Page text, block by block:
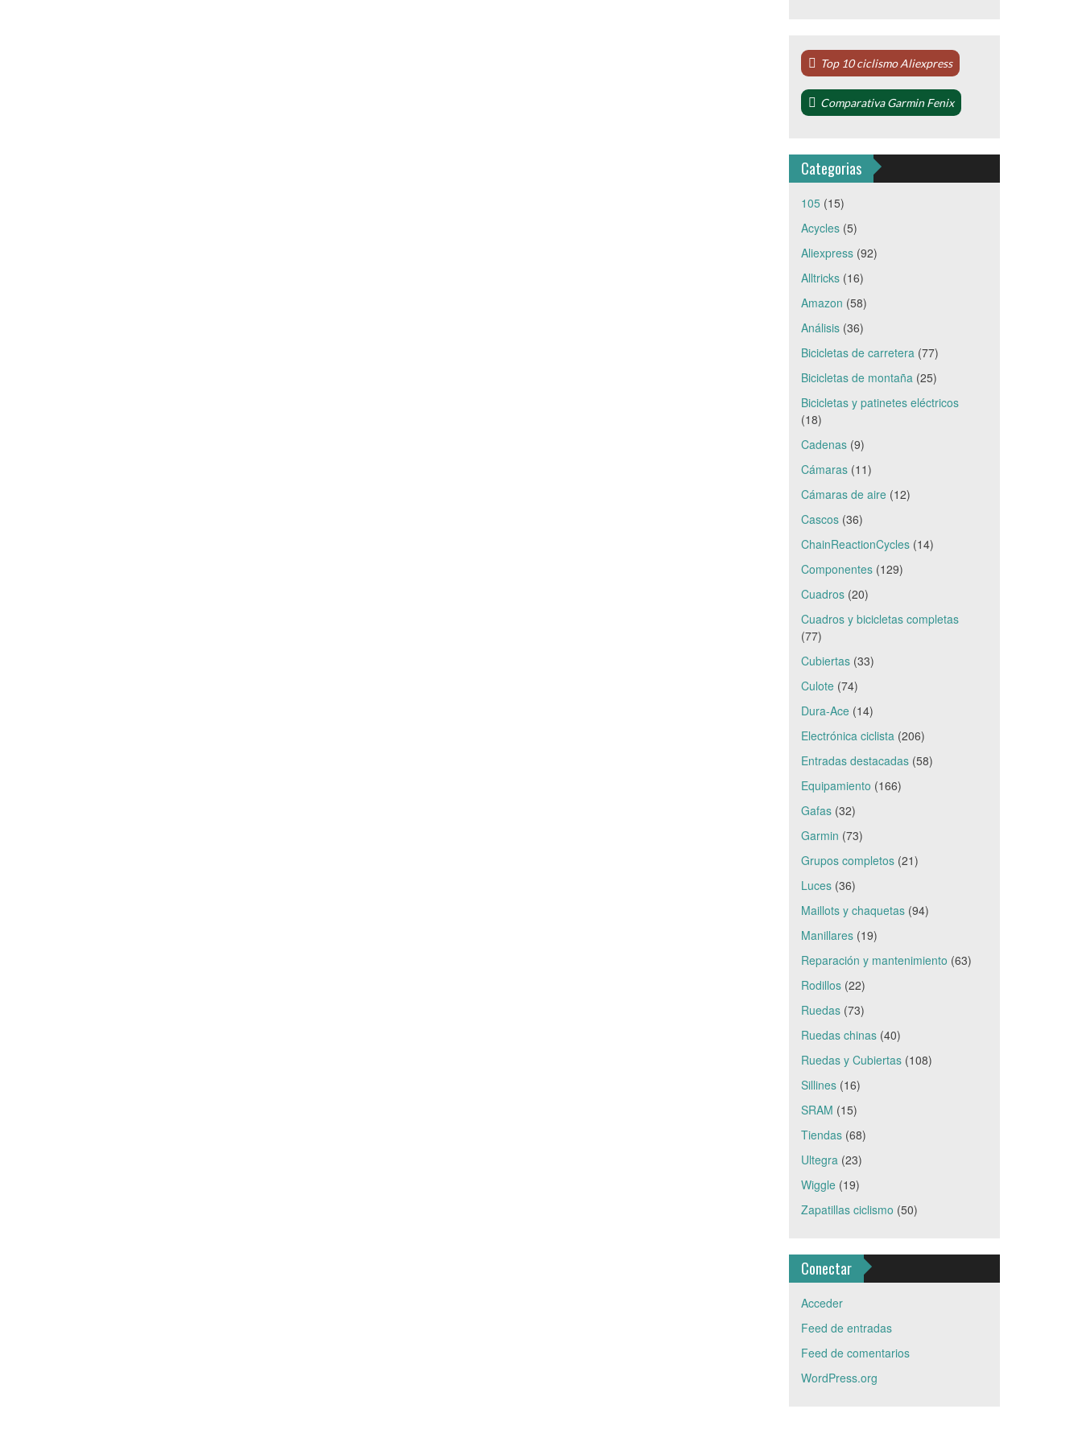
Top 10 ciclismo Aliexpress
Comparativa Garmin Fenix
Categorias
105(15)
Acycles(5)
Aliexpress(92)
Alltricks(16)
Amazon (58)
Análisis(36)
Bicicletas de carretera(77)
Bicicletas de montaña(25)
Bicicletas y patinetes eléctricos
(18)
Cadenas(9)
Cámaras(11)
Cámaras de aire(12)
Cascos(36)
ChainReactionCycles(14)
Componentes(129)
Cuadros(20)
Cuadros y bicicletas completas
(77)
Cubiertas(33)
Culote(74)
Dura-Ace(14)
Electrónica ciclista(206)
Entradas destacadas(58)
Equipamiento (166)
Gafas(32)
Garmin (73)
Grupos completos(21)
Luces(36)
Maillots y chaquetas(94)
Manillares(19)
Reparación y mantenimiento (63)
Rodillos(22)
Ruedas(73)
Ruedas chinas(40)
Ruedas y Cubiertas(108)
Sillines(16)
SRAM (15)
Tiendas(68)
Ultegra(23)
Wiggle(19)
Zapatillas ciclismo (50)
Conectar
Acceder
Feed de entradas
Feed de comentarios
WordPress.org